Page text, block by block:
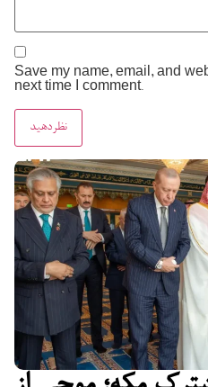
Save my name, email, and
next time I comment.